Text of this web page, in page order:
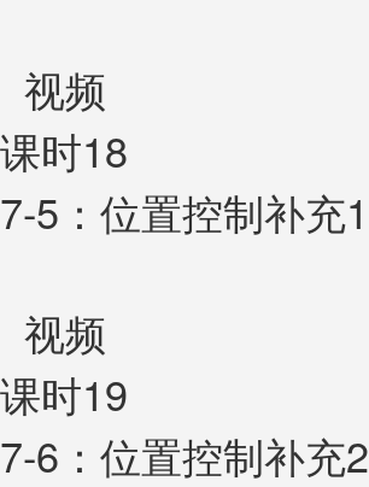
视频
课时18
7-5：位置控制补充1
视频
课时19
7-6：位置控制补充2